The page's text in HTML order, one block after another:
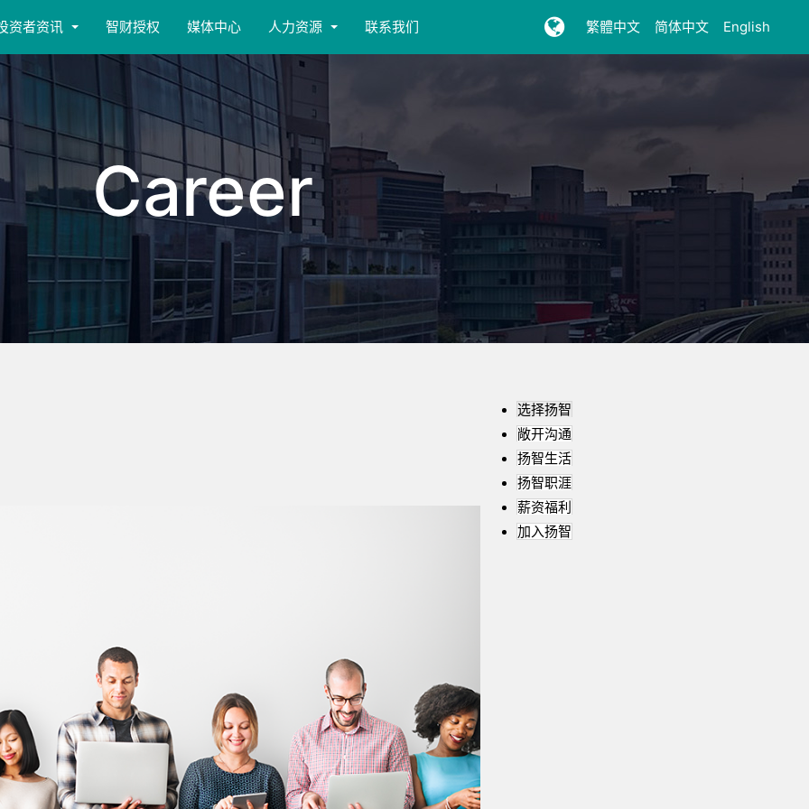
资者资讯 智财授权 媒体中心 人力资源 联系我们 繁體中文 简体中文 English
Career
选择扬智
敞开沟通
扬智生活
扬智职涯
薪资福利
加入扬智